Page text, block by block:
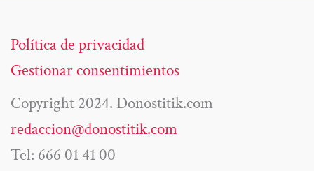
Política de privacidad
Gestionar consentimientos
Copyright 2024. Donostitik.com
redaccion@donostitik.com
Tel: 666 01 41 00